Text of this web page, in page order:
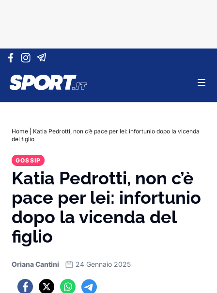
Vai al contenuto
Home
Katia Pedrotti, non c’è pace per lei: infortunio dopo la vicenda
del figlio
GOSSIP
Katia Pedrotti, non c’è
pace per lei: infortunio
dopo la vicenda del
figlio
Oriana Cantini 24 Gennaio 2025